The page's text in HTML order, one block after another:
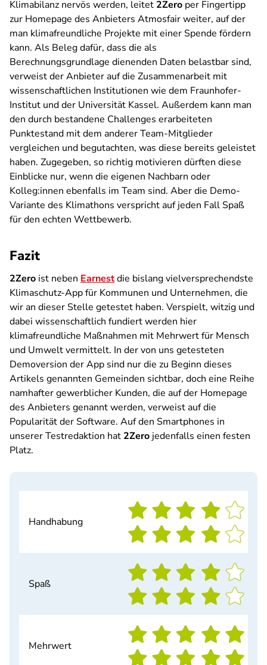
Klimabilanz nervös werden, leitet 2Zero per Fingertipp
zur Homepage des Anbieters Atmosfair weiter, auf der
man klimafreundliche Projekte mit einer Spende fördern
kann. Als Beleg dafür, dass die als
Berechnungsgrundlage dienenden Daten belastbar sind,
verweist der Anbieter auf die Zusammenarbeit mit
wissenschaftlichen Institutionen wie dem Fraunhofer-
Institut und der Universität Kassel. Außerdem kann man
den durch bestandene Challenges erarbeiteten
Punktestand mit dem anderer Team-Mitglieder
vergleichen und begutachten, was diese bereits geleistet
haben. Zugegeben, so richtig motivieren dürften diese
Einblicke nur, wenn die eigenen Nachbarn oder
Kolleg:innen ebenfalls im Team sind. Aber die Demo-
Variante des Klimathons verspricht auf jeden Fall Spaß
für den echten Wettbewerb.
Fazit
2Zero ist neben Earnestdie bislang vielversprechendste
Klimaschutz-App für Kommunen und Unternehmen, die
wir an dieser Stelle getestet haben. Verspielt, witzig und
dabei wissenschaftlich fundiert werden hier
klimafreundliche Maßnahmen mit Mehrwert für Mensch
und Umwelt vermittelt. In der von uns getesteten
Demoversion der App sind nur die zu Beginn dieses
Artikels genannten Gemeinden sichtbar, doch eine Reihe
namhafter gewerblicher Kunden, die auf der Homepage
des Anbieters genannt werden, verweist auf die
Popularität der Software. Auf den Smartphones in
unserer Testredaktion hat 2Zero jedenfalls einen festen
Platz.
Handhabung
Spaß
Mehrwert